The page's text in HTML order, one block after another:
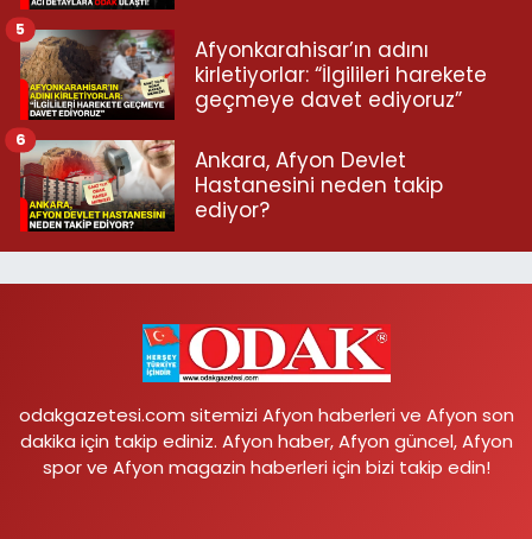
Afyonkarahisar’ın adını
kirletiyorlar: “İlgilileri harekete
geçmeye davet ediyoruz”
5
Ankara, Afyon Devlet
Hastanesini neden takip
ediyor?
6
odakgazetesi.com sitemizi Afyon haberleri ve Afyon son
dakika için takip ediniz. Afyon haber, Afyon güncel, Afyon
spor ve Afyon magazin haberleri için bizi takip edin!